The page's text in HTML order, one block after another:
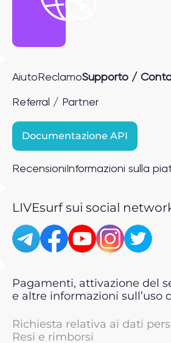
Aiuto ReclamoSupporto /
Referral / Partner
Documentazione API
Recensioni Informazioni sulla
LIVEsurf sui social
Pagamenti, attivazione del
e altre informazioni sull’uso
Richiesta relativa ai dati
Resi e rimborsi